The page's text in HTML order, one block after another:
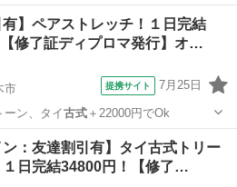
タイ本国で医学の一つ
...
有】ペアストレッチ！１日完結
修了証ディプロマ発行】オ…
市 提携サイト 7月25日
ン、タイ古式＋22000円でOk
ン：友達割引有】タイ古式トリー
１日完結34800円！【修了…